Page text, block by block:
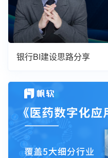
银行BI建设思路分享